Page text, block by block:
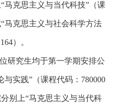
马克思主义与当代科技”（课
“马克思主义与社会科学方法
）。
研究生均于第一学期安排公
实践”（课程代码： 780000
别上“马克思主义与当代科